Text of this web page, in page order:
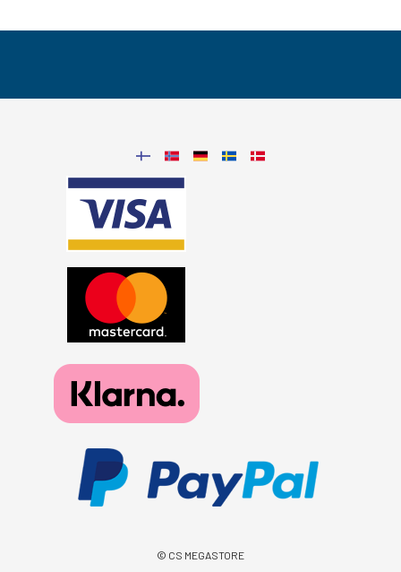
© CS MEGASTORE